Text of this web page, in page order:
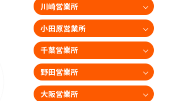
川崎営業所
小田原営業所
千葉営業所
野田営業所
大阪営業所